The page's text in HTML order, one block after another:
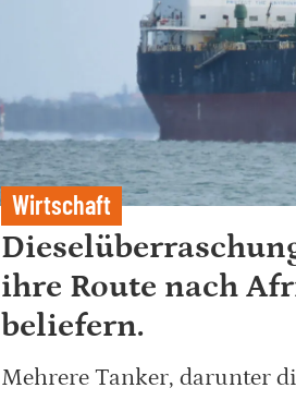
Wirtschaft
ihre Route nach
beliefern.
Mehrere Tanker, darunter